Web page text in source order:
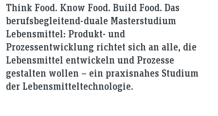
Think Food. Know Food. Build Food. Das
berufsbegleitend-duale Masterstudium
Lebensmittel: Produkt- und
Prozessentwicklung richtet sich an alle, die
Lebensmittel entwickeln und Prozesse
gestalten wollen – ein praxisnahes Studium
der Lebensmitteltechnologie.